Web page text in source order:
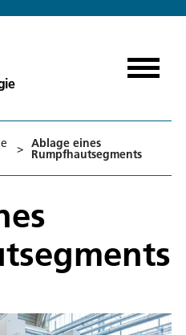
> Ablage eines
Rumpfhautsegments